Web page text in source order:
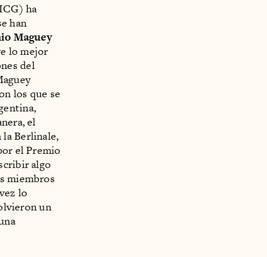
ha
han
Maguey
lo mejor
del
los que se
el
la Berlinale,
el Premio
algo
miembros
lo
un